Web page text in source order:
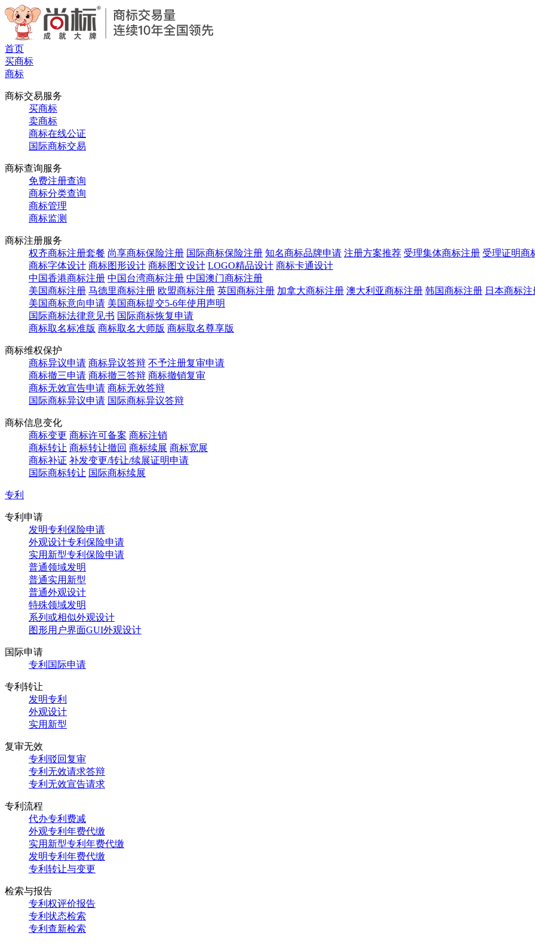
首页
买商标
商标
商标交易服务
买商标
卖商标
商标在线公证
国际商标交易
商标查询服务
免费注册查询
商标分类查询
商标管理
商标监测
商标注册服务
权齐商标注册套餐 尚享商标保险注册 国际商标保险注册 知名商标品牌申请 注册方案推荐 受理集体商标注册 受理证明商
商标字体设计 商标图形设计 商标图文设计 LOGO精品设计 商标卡通设计
中国香港商标注册 中国台湾商标注册 中国澳门商标注册
美国商标注册 马德里商标注册 欧盟商标注册 英国商标注册 加拿大商标注册 澳大利亚商标注册 韩国商标注册 日本商标注
美国商标意向申请 美国商标提交5-6年使用声明
国际商标法律意见书 国际商标恢复申请
商标取名标准版 商标取名大师版 商标取名尊享版
商标维权保护
商标异议申请 商标异议答辩 不予注册复审申请
商标撤三申请 商标撤三答辩 商标撤销复审
商标无效宣告申请 商标无效答辩
国际商标异议申请 国际商标异议答辩
商标信息变化
商标变更 商标许可备案 商标注销
商标转让 商标转让撤回 商标续展 商标宽展
商标补证 补发变更/转让/续展证明申请
国际商标转让 国际商标续展
专利
专利申请
发明专利保险申请
外观设计专利保险申请
实用新型专利保险申请
普通领域发明
普通实用新型
普通外观设计
特殊领域发明
系列或相似外观设计
图形用户界面GUI外观设计
国际申请
专利国际申请
专利转让
发明专利
外观设计
实用新型
复审无效
专利驳回复审
专利无效请求答辩
专利无效宣告请求
专利流程
代办专利费减
外观专利年费代缴
实用新型专利年费代缴
发明专利年费代缴
专利转让与变更
检索与报告
专利权评价报告
专利状态检索
专利查新检索